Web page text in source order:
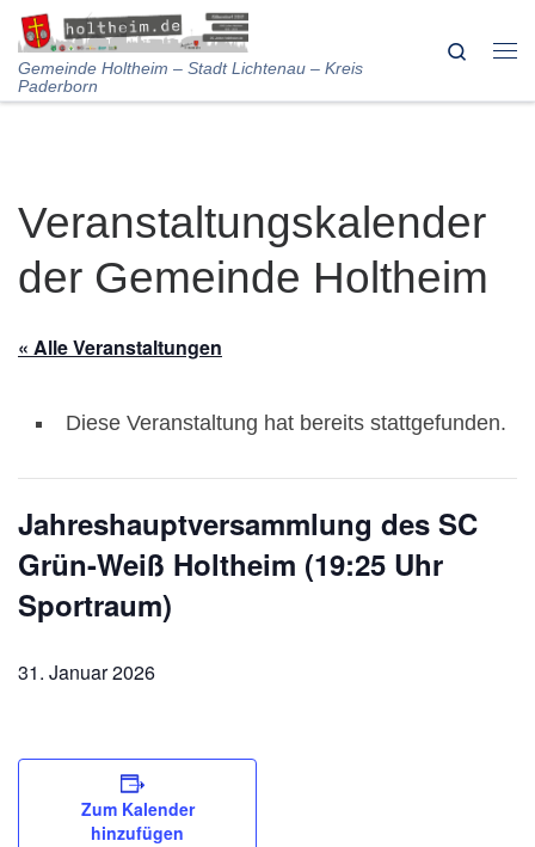
Skip to content
Gemeinde Holtheim – Stadt Lichtenau – Kreis
Paderborn
Search
Veranstaltungskalender
der Gemeinde Holtheim
« Alle Veranstaltungen
Diese Veranstaltung hat bereits stattgefunden.
Jahreshauptversammlung des SC
Grün-Weiß Holtheim (19:25 Uhr
Sportraum)
31. Januar 2026
Zum Kalender
hinzufügen